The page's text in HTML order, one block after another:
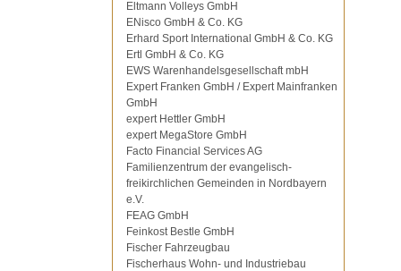
Eltmann Volleys GmbH
ENisco GmbH & Co. KG
Erhard Sport International GmbH & Co. KG
Ertl GmbH & Co. KG
EWS Warenhandelsgesellschaft mbH
Expert Franken GmbH / Expert Mainfranken
GmbH
expert Hettler GmbH
expert MegaStore GmbH
Facto Financial Services AG
Familienzentrum der evangelisch-
freikirchlichen Gemeinden in Nordbayern
e.V.
FEAG GmbH
Feinkost Bestle GmbH
Fischer Fahrzeugbau
Fischerhaus Wohn- und Industriebau